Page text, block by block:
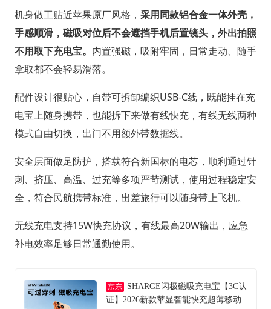
机身做工贴近苹果原厂风格， 采用同款铝合金一体外壳，
手感顺滑，磁吸对位后不会遮挡手机后置镜头，外出拍照
不用取下充电宝。 内置强磁，吸附牢固，日常走动、随手
拿取都不会轻易滑落。
配件设计很贴心，自带可拆卸编织USB-C线，既能挂在充
电宝上随身携带，也能拆下来做有线快充，有线无线两种
模式自由切换，出门不用额外带数据线。
安全层面做足防护，搭载符合新国标的电芯，顺利通过针
刺、挤压、高温、过充等多项严苛测试，使用过程稳定安
全，符合民航携带标准，出差旅行可以随身带上飞机。
无线充电支持15W快充协议，有线最高20W输出，应急
补电效率足够日常通勤使用。
京东
SHARGE闪极磁吸充电宝【3C认
证】2026新款苹显智能快充超薄移动